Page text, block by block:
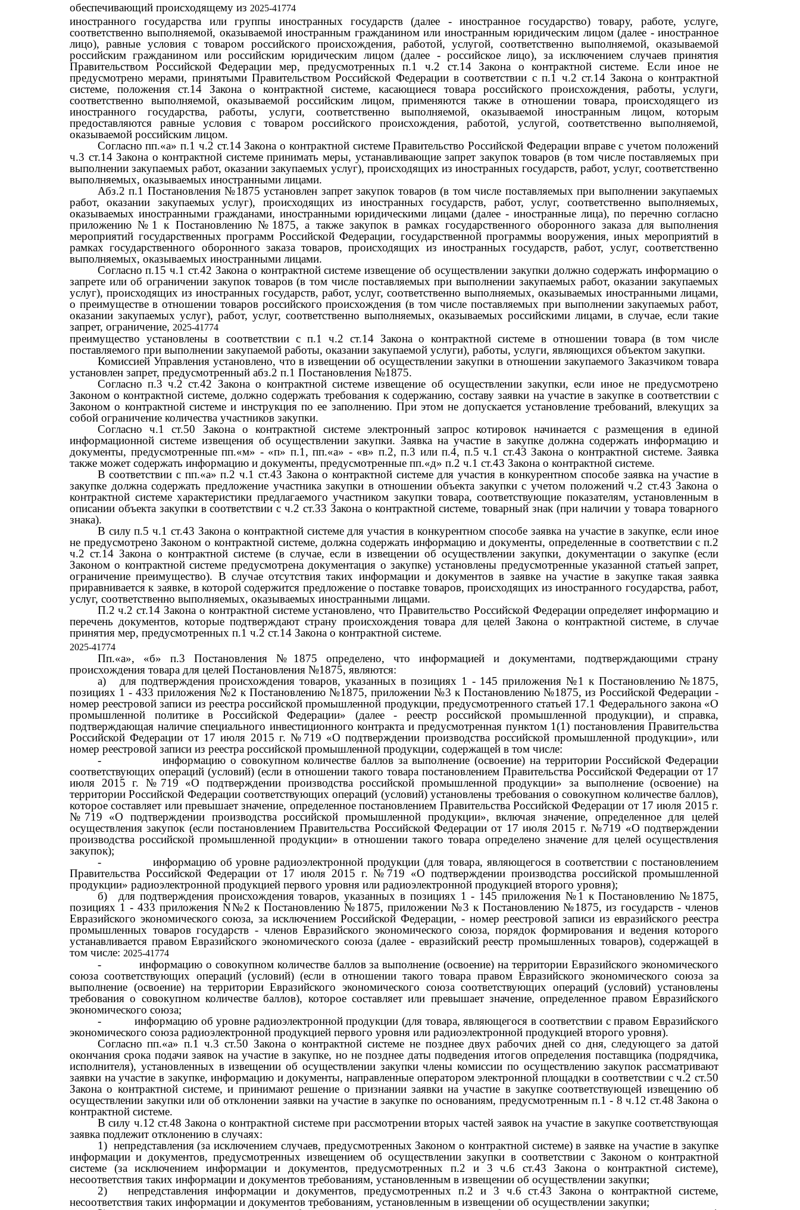
обеспечивающий происходящему из 2025-41774
иностранного государства или группы иностранных государств (далее -иностранное государство) товару, работе, услуге,
соответственно выполняемой, оказываемой иностранным гражданином или иностранным юридическим лицом (далее -иностранное
лицо), равные условия с товаром российского происхождения, работой, услугой, соответственно выполняемой, оказываемой
российским гражданином или российским юридическим лицом (далее - российское лицо), за исключением случаев принятия
Правительством Российской Федерации мер, предусмотренных п.1 ч.2 ст.14 Закона о контрактной системе. Если иное не
предусмотрено мерами, принятыми Правительством Российской Федерации в соответствии с п.1 ч.2 ст.14 Закона о контрактной
системе, положения ст.14 Закона о контрактной системе, касающиеся товара российского происхождения, работы, услуги,
соответственно выполняемой, оказываемой российским лицом, применяются также в отношении товара, происходящего из
иностранного государства, работы, услуги, соответственно выполняемой, оказываемой иностранным лицом, которым
предоставляются равные условия с товаром российского происхождения, работой, услугой, соответственно выполняемой,
оказываемой российским лицом.
Согласно пп.«а» п.1 ч.2 ст.14 Закона о контрактной системе Правительство Российской Федерации вправе с учетом положений
ч.3 ст.14 Закона о контрактной системе принимать меры, устанавливающие запрет закупок товаров (в том числе поставляемых при
выполнении закупаемых работ, оказании закупаемых услуг), происходящих из иностранных государств, работ, услуг, соответственно
выполняемых, оказываемых иностранными лицами.
Абз.2 п.1 Постановления№1875установлен запрет закупок товаров (в том числе поставляемых при выполнении закупаемых
работ, оказании закупаемых услуг), происходящих из иностранных государств, работ, услуг, соответственно выполняемых,
оказываемых иностранными гражданами, иностранными юридическими лицами (далее - иностранные лица), по перечню согласно
приложению№1к Постановлению№1875,а также закупок в рамках государственного оборонного заказа для выполнения
мероприятий государственных программ Российской Федерации, государственной программы вооружения, иных мероприятий в
рамках государственного оборонного заказа товаров, происходящих из иностранных государств, работ, услуг, соответственно
выполняемых, оказываемых иностранными лицами.
Согласно п.15 ч.1 ст.42 Закона о контрактной системе извещение об осуществлении закупки должно содержать информацию о
запрете или об ограничении закупок товаров (в том числе поставляемых при выполнении закупаемых работ, оказании закупаемых
услуг), происходящих из иностранных государств, работ, услуг, соответственно выполняемых, оказываемых иностранными лицами,
о преимуществе в отношении товаров российского происхождения (в том числе поставляемых при выполнении закупаемых работ,
оказании закупаемых услуг), работ, услуг, соответственно выполняемых, оказываемых российскими лицами, в случае, если такие
запрет, ограничение, 2025-41774
преимущество установлены в соответствии с п.1 ч.2 ст.14 Закона о контрактной системе в отношении товара (в том числе
поставляемого при выполнении закупаемой работы, оказании закупаемой услуги), работы, услуги, являющихся объектом закупки.
Комиссией Управления установлено, что в извещении об осуществлении закупки в отношении закупаемого Заказчиком товара
установлен запрет, предусмотренный абз.2 п.1 Постановления №1875.
Согласно п.3 ч.2 ст.42 Закона о контрактной системе извещение об осуществлении закупки, если иное не предусмотрено
Законом о контрактной системе, должно содержать требования к содержанию, составу заявки на участие в закупке в соответствии с
Законом о контрактной системе и инструкция по ее заполнению. При этом не допускается установление требований, влекущих за
собой ограничение количества участников закупки.
Согласно ч.1 ст.50 Закона о контрактной системе электронный запрос котировок начинается с размещения в единой
информационной системе извещения об осуществлении закупки. Заявка на участие в закупке должна содержать информацию и
документы, предусмотренные пп.«м» - «п» п.1, пп.«а» - «в» п.2, п.3 или п.4, п.5 ч.1 ст.43 Закона о контрактной системе. Заявка
также может содержать информацию и документы, предусмотренные пп.«д» п.2 ч.1 ст.43 Закона о контрактной системе.
В соответствии с пп.«а» п.2 ч.1 ст.43 Закона о контрактной системе для участия в конкурентном способе заявка на участие в
закупке должна содержать предложение участника закупки в отношении объекта закупки с учетом положений ч.2 ст.43 Закона о
контрактной системе характеристики предлагаемого участником закупки товара, соответствующие показателям, установленным в
описании объекта закупки в соответствии с ч.2 ст.33 Закона о контрактной системе, товарный знак (при наличии у товара товарного
знака).
В силу п.5 ч.1 ст.43 Закона о контрактной системе для участия в конкурентном способе заявка на участие в закупке, если иное
не предусмотрено Законом о контрактной системе, должна содержать информацию и документы, определенные в соответствии с п.2
ч.2 ст.14 Закона о контрактной системе (в случае, если в извещении об осуществлении закупки, документации о закупке (если
Законом о контрактной системе предусмотрена документация о закупке) установлены предусмотренные указанной статьей запрет,
ограничение преимущество). В случае отсутствия таких информации и документов в заявке на участие в закупке такая заявка
приравнивается к заявке, в которой содержится предложение о поставке товаров, происходящих из иностранного государства, работ,
услуг, соответственно выполняемых, оказываемых иностранными лицами.
П.2 ч.2 ст.14 Закона о контрактной системе установлено, что Правительство Российской Федерации определяет информацию и
перечень документов, которые подтверждают страну происхождения товара для целей Закона о контрактной системе, в случае
принятия мер, предусмотренных п.1 ч.2 ст.14 Закона о контрактной системе.
2025-41774
Пп.«а», «б» п.3 Постановления№1875 определено, что информацией и документами, подтверждающими страну
происхождения товара для целей Постановления №1875, являются:
а)
для подтверждения происхождения товаров, указанных в позициях 1 - 145 приложения №1 к Постановлению№1875,
позициях 1 - 433 приложения №2 к Постановлению №1875, приложении №3 к Постановлению №1875, из Российской Федерации -
номер реестровой записи из реестра российской промышленной продукции, предусмотренного статьей 17.1 Федерального закона «О
промышленной политике в Российской Федерации» (далее - реестр российской промышленной продукции), и справка,
подтверждающая наличие специального инвестиционного контракта и предусмотренная пунктом 1(1) постановления Правительства
Российской Федерации от 17июля 2015г.№719 «О подтверждении производства российской промышленной продукции», или
номер реестровой записи из реестра российской промышленной продукции, содержащей в том числе:
-
информацию о совокупном количестве баллов за выполнение (освоение) на территории Российской Федерации
соответствующих операций (условий) (если в отношении такого товара постановлением Правительства Российской Федерации от 17
июля 2015г. №719 «О подтверждении производства российской промышленной продукции» за выполнение (освоение) на
территории Российской Федерации соответствующих операций (условий) установлены требования о совокупном количестве баллов),
которое составляет или превышает значение, определенное постановлением Правительства Российской Федерации от 17июля 2015г.
№719 «О подтверждении производства российской промышленной продукции», включая значение, определенное для целей
осуществления закупок (если постановлением Правительства Российской Федерации от 17июля2015 г.№719 «О подтверждении
производства российской промышленной продукции» в отношении такого товара определено значение для целей осуществления
закупок);
-
информацию об уровне радиоэлектронной продукции (для товара, являющегося в соответствии с постановлением
Правительства Российской Федерации от 17 июля 2015 г.№719 «О подтверждении производства российской промышленной
продукции» радиоэлектронной продукцией первого уровня или радиоэлектронной продукцией второго уровня);
б)
для подтверждения происхождения товаров, указанных в позициях 1 - 145приложения №1 к Постановлению№1875,
позициях 1 - 433приложенияN№2к Постановлению№1875, приложении №3 к Постановлению №1875, из государств -членов
Евразийского экономического союза, за исключением Российской Федерации, - номер реестровой записи из евразийского реестра
промышленных товаров государств - членов Евразийского экономического союза, порядок формирования и ведения которого
устанавливается правом Евразийского экономического союза (далее - евразийский реестр промышленных товаров), содержащей в
том числе: 2025-41774
-
информацию о совокупном количестве баллов за выполнение (освоение) на территории Евразийского экономического
союза соответствующих операций (условий) (если в отношении такого товара правом Евразийского экономического союза за
выполнение (освоение) на территории Евразийского экономического союза соответствующих операций (условий) установлены
требования о совокупном количестве баллов), которое составляет или превышает значение, определенное правом Евразийского
экономического союза;
-
информацию об уровне радиоэлектронной продукции (для товара, являющегося в соответствии с правом Евразийского
экономического союза радиоэлектронной продукцией первого уровня или радиоэлектронной продукцией второго уровня).
Согласно пп.«а» п.1 ч.3 ст.50 Закона о контрактной системе не позднее двух рабочих дней со дня, следующего за датой
окончания срока подачи заявок на участие в закупке, но не позднее даты подведения итогов определения поставщика (подрядчика,
исполнителя), установленных в извещении об осуществлении закупки члены комиссии по осуществлению закупок рассматривают
заявки на участие в закупке, информацию и документы, направленные оператором электронной площадки в соответствии с ч.2 ст.50
Закона о контрактной системе, и принимают решение о признании заявки на участие в закупке соответствующей извещению об
осуществлении закупки или об отклонении заявки на участие в закупке по основаниям, предусмотренным п.1- 8ч.12 ст.48 Закона о
контрактной системе.
В силу ч.12 ст.48 Закона о контрактной системе при рассмотрении вторых частей заявок на участие в закупке соответствующая
заявка подлежит отклонению в случаях:
1) непредставления (за исключением случаев, предусмотренных Законом о контрактной системе) в заявке на участие в закупке
информации и документов, предусмотренных извещением об осуществлении закупки в соответствии с Законом о контрактной
системе (за исключением информации и документов, предусмотренных п.2 и 3ч.6 ст.43 Закона о контрактной системе),
несоответствия таких информации и документов требованиям, установленным в извещении об осуществлении закупки;
2)
непредставления информации и документов, предусмотренных п.2 и 3 ч.6 ст.43 Закона о контрактной системе,
несоответствия таких информации и документов требованиям, установленным в извещении об осуществлении закупки;